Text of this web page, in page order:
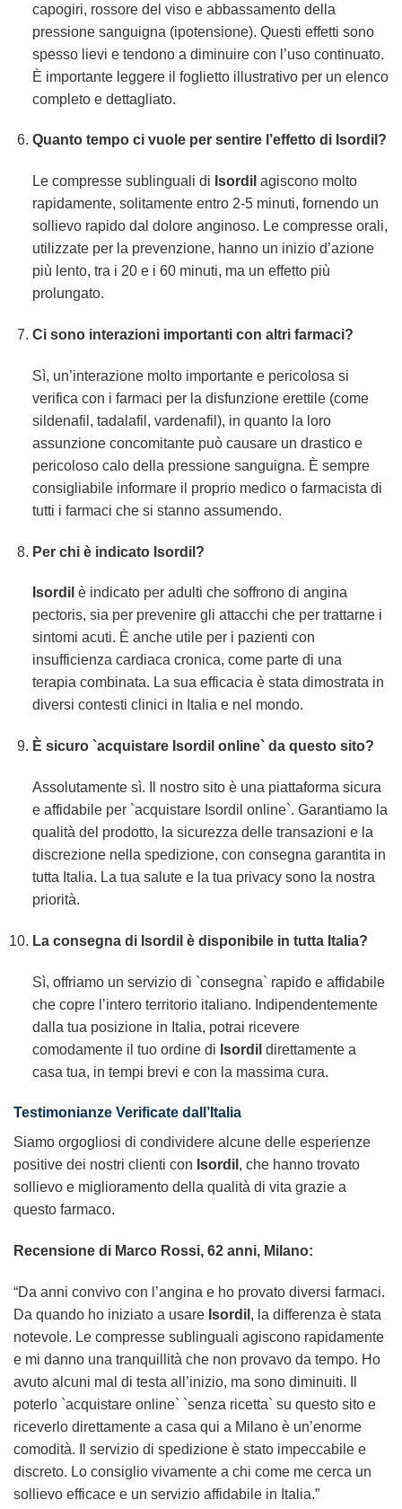
capogiri, rossore del viso e abbassamento della
pressione sanguigna (ipotensione). Questi effetti sono
spesso lievi e tendono a diminuire con l’uso continuato.
È importante leggere il foglietto illustrativo per un elenco
completo e dettagliato.
Quanto tempo ci vuole per sentire l’effetto di Isordil ?
Le compresse sublinguali di Isordil agiscono molto
rapidamente, solitamente entro 2-5 minuti, fornendo un
sollievo rapido dal dolore anginoso. Le compresse orali,
utilizzate per la prevenzione, hanno un inizio d’azione
più lento, tra i 20 e i 60 minuti, ma un effetto più
prolungato.
Ci sono interazioni importanti con altri farmaci?
Sì, un’interazione molto importante e pericolosa si
verifica con i farmaci per la disfunzione erettile (come
sildenafil, tadalafil, vardenafil), in quanto la loro
assunzione concomitante può causare un drastico e
pericoloso calo della pressione sanguigna. È sempre
consigliabile informare il proprio medico o farmacista di
tutti i farmaci che si stanno assumendo.
Per chi è indicato Isordil ?
Isordil è indicato per adulti che soffrono di angina
pectoris, sia per prevenire gli attacchi che per trattarne i
sintomi acuti. È anche utile per i pazienti con
insufficienza cardiaca cronica, come parte di una
terapia combinata. La sua efficacia è stata dimostrata in
diversi contesti clinici in Italia e nel mondo.
È sicuro `acquistare Isordil online` da questo sito?
Assolutamente sì. Il nostro sito è una piattaforma sicura
e affidabile per `acquistare Isordil online`. Garantiamo la
qualità del prodotto, la sicurezza delle transazioni e la
discrezione nella spedizione, con consegna garantita in
tutta Italia. La tua salute e la tua privacy sono la nostra
priorità.
La consegna di Isordil è disponibile in tutta Italia?
Sì, offriamo un servizio di `consegna` rapido e affidabile
che copre l’intero territorio italiano. Indipendentemente
dalla tua posizione in Italia, potrai ricevere
comodamente il tuo ordine di Isordil direttamente a
casa tua, in tempi brevi e con la massima cura.
Testimonianze Verificate dall’Italia
Siamo orgogliosi di condividere alcune delle esperienze
positive dei nostri clienti con Isordil , che hanno trovato
sollievo e miglioramento della qualità di vita grazie a
questo farmaco.
Recensione di Marco Rossi, 62 anni, Milano:
“Da anni convivo con l’angina e ho provato diversi farmaci.
Da quando ho iniziato a usare Isordil , la differenza è stata
notevole. Le compresse sublinguali agiscono rapidamente
e mi danno una tranquillità che non provavo da tempo. Ho
avuto alcuni mal di testa all’inizio, ma sono diminuiti. Il
poterlo `acquistare online` `senza ricetta` su questo sito e
riceverlo direttamente a casa qui a Milano è un’enorme
comodità. Il servizio di spedizione è stato impeccabile e
discreto. Lo consiglio vivamente a chi come me cerca un
sollievo efficace e un servizio affidabile in Italia.”